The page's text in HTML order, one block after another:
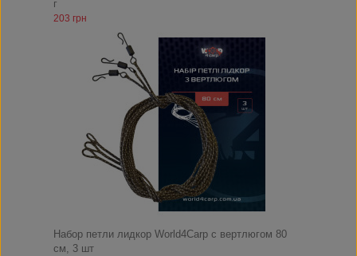
г
203 грн
Набор петли лидкор World4Carp с вертлюгом 80
см, 3 шт